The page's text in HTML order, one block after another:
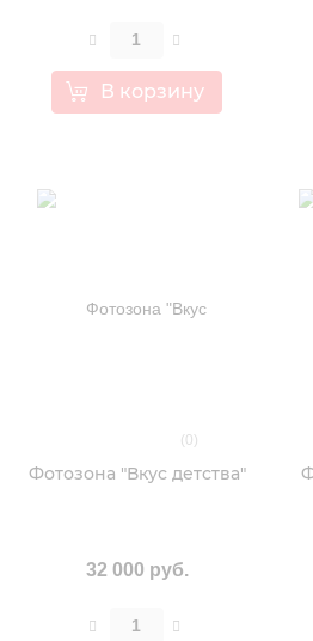
В корзину
(0)
Фотозона "Вкус детства"
32 000 руб.